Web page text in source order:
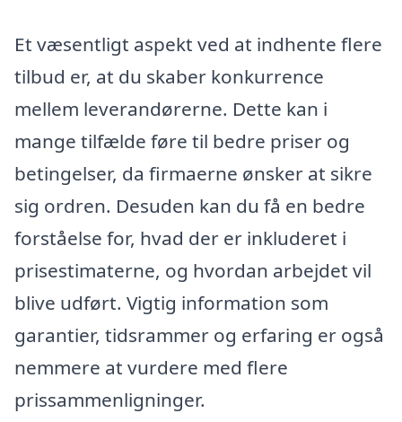
Et væsentligt aspekt ved at indhente flere
tilbud er, at du skaber konkurrence
mellem leverandørerne. Dette kan i
mange tilfælde føre til bedre priser og
betingelser, da firmaerne ønsker at sikre
sig ordren. Desuden kan du få en bedre
forståelse for, hvad der er inkluderet i
prisestimaterne, og hvordan arbejdet vil
blive udført. Vigtig information som
garantier, tidsrammer og erfaring er også
nemmere at vurdere med flere
prissammenligninger.